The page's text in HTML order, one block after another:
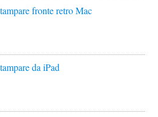
fronte retro Mac
da iPad